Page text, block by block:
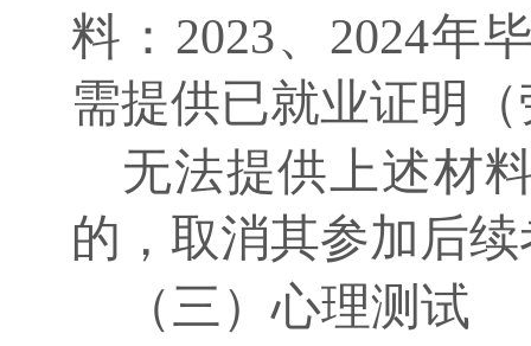
料：2023、2024年
需提供已就业证明
无法提供上述材
的，取消其参加后
（三）心理测试